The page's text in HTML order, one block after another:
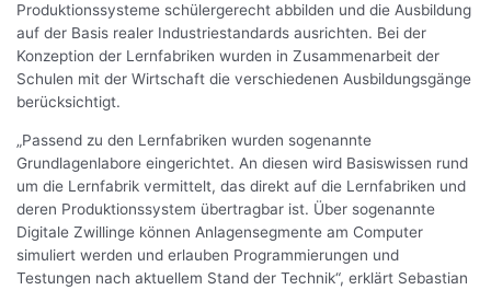
Produktionssysteme schülergerecht abbilden und die Ausbildung
auf der Basis realer Industriestandards ausrichten. Bei der
Konzeption der Lernfabriken wurden in Zusammenarbeit der
Schulen mit der Wirtschaft die verschiedenen Ausbildungsgänge
berücksichtigt.
„Passend zu den Lernfabriken wurden sogenannte
Grundlagenlabore eingerichtet. An diesen wird Basiswissen rund
um die Lernfabrik vermittelt, das direkt auf die Lernfabriken und
deren Produktionssystem übertragbar ist. Über sogenannte
Digitale Zwillinge können Anlagensegmente am Computer
simuliert werden und erlauben Programmierungen und
Testungen nach aktuellem Stand der Technik“, erklärt Sebastian